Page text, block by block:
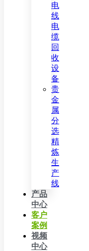
电
线
电
缆
回
收
设
备
贵
金
属
分
选
精
炼
生
产
线
产品
中心
客户
案例
视频
中心